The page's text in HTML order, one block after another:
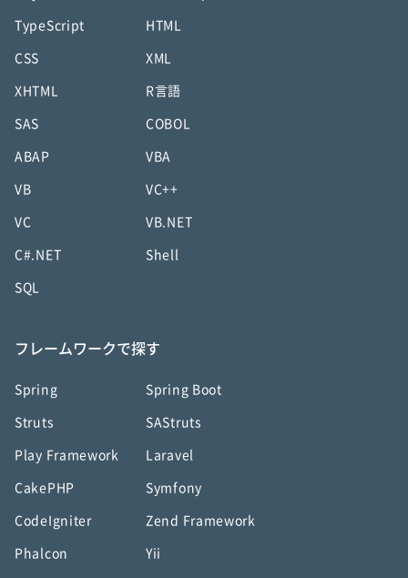
TypeScript HTML
CSS XML
XHTML R言語
SAS COBOL
ABAP VBA
VB VC++
VC VB.NET
C#.NET Shell
SQL
フレームワークで探す
Spring Spring Boot
Struts SAStruts
Play Framework Laravel
CakePHP Symfony
CodeIgniter Zend Framework
Phalcon Yii